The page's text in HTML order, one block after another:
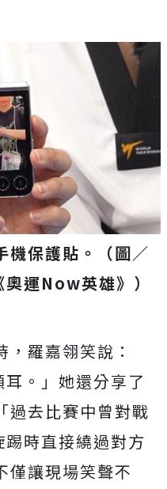
保護貼。（圖／
運Now英雄》）
羅嘉翎笑說：
耳。」她還分享了
過去比賽中曾對戰
時直接繞過對方
僅讓現場笑聲不